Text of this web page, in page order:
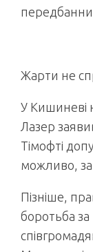
Жарти не
У Кишиневі
Лазер
Тімофті
можливо,
Пізніше,
боротьба